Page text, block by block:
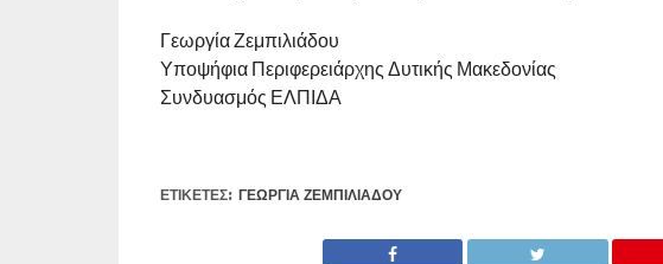
Γεωργία Ζεμπιλιάδου
Υποψήφια Περιφερειάρχης Δυτικής Μακεδονίας
Συνδυασμός ΕΛΠΙΔΑ
ΕΤΙΚΕΤΕΣ: ΓΕΩΡΓΊΑ ΖΕΜΠΙΛΙΆΔΟΥ